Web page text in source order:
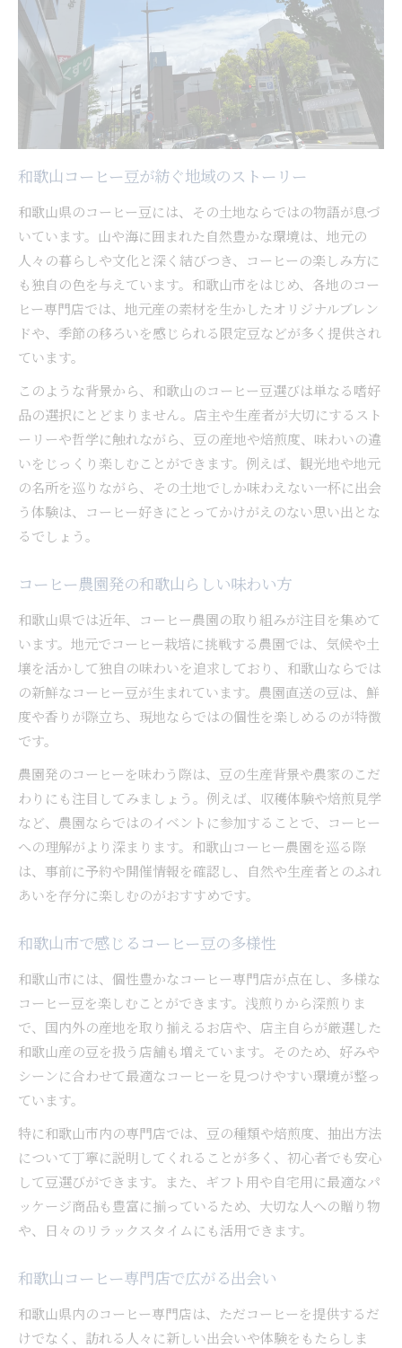
和歌山コーヒー豆が紡ぐ地域のストーリー
和歌山県のコーヒー豆には、その土地ならではの物語が息づ
いています。山や海に囲まれた自然豊かな環境は、地元の
人々の暮らしや文化と深く結びつき、コーヒーの楽しみ方に
も独自の色を与えています。和歌山市をはじめ、各地のコー
ヒー専門店では、地元産の素材を生かしたオリジナルブレン
ドや、季節の移ろいを感じられる限定豆などが多く提供され
ています。
このような背景から、和歌山のコーヒー豆選びは単なる嗜好
品の選択にとどまりません。店主や生産者が大切にするスト
ーリーや哲学に触れながら、豆の産地や焙煎度、味わいの違
いをじっくり楽しむことができます。例えば、観光地や地元
の名所を巡りながら、その土地でしか味わえない一杯に出会
う体験は、コーヒー好きにとってかけがえのない思い出とな
るでしょう。
コーヒー農園発の和歌山らしい味わい方
和歌山県では近年、コーヒー農園の取り組みが注目を集めて
います。地元でコーヒー栽培に挑戦する農園では、気候や土
壌を活かして独自の味わいを追求しており、和歌山ならでは
の新鮮なコーヒー豆が生まれています。農園直送の豆は、鮮
度や香りが際立ち、現地ならではの個性を楽しめるのが特徴
です。
農園発のコーヒーを味わう際は、豆の生産背景や農家のこだ
わりにも注目してみましょう。例えば、収穫体験や焙煎見学
など、農園ならではのイベントに参加することで、コーヒー
への理解がより深まります。和歌山コーヒー農園を巡る際
は、事前に予約や開催情報を確認し、自然や生産者とのふれ
あいを存分に楽しむのがおすすめです。
和歌山市で感じるコーヒー豆の多様性
和歌山市には、個性豊かなコーヒー専門店が点在し、多様な
コーヒー豆を楽しむことができます。浅煎りから深煎りま
で、国内外の産地を取り揃えるお店や、店主自らが厳選した
和歌山産の豆を扱う店舗も増えています。そのため、好みや
シーンに合わせて最適なコーヒーを見つけやすい環境が整っ
ています。
特に和歌山市内の専門店では、豆の種類や焙煎度、抽出方法
について丁寧に説明してくれることが多く、初心者でも安心
して豆選びができます。また、ギフト用や自宅用に最適なパ
ッケージ商品も豊富に揃っているため、大切な人への贈り物
や、日々のリラックスタイムにも活用できます。
和歌山コーヒー専門店で広がる出会い
和歌山県内のコーヒー専門店は、ただコーヒーを提供するだ
けでなく、訪れる人々に新しい出会いや体験をもたらしま